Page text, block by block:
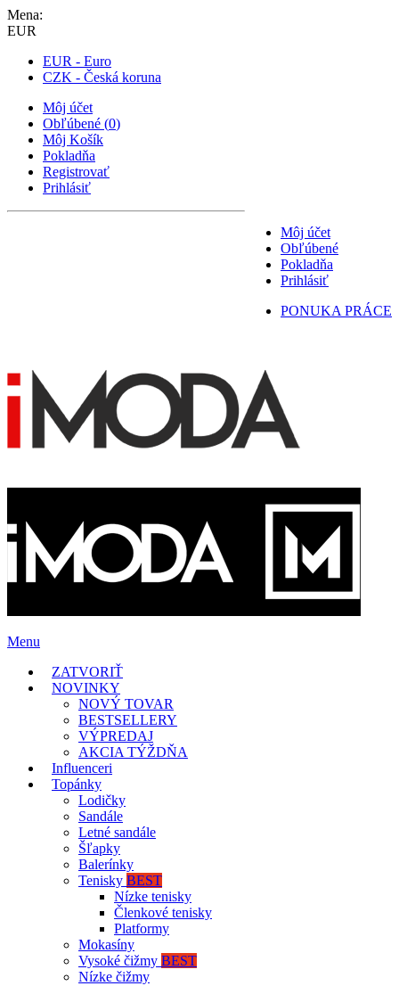
Mena:
EUR
EUR - Euro
CZK - Česká koruna
Môj účet
Obľúbené (0)
Môj Košík
Pokladňa
Registrovať
Prihlásiť
Môj účet
Obľúbené
Pokladňa
Prihlásiť
PONUKA PRÁCE
Menu
ZATVORIŤ
NOVINKY
NOVÝ TOVAR
BESTSELLERY
VÝPREDAJ
AKCIA TÝŽDŇA
Influenceri
Topánky
Lodičky
Sandále
Letné sandále
Šľapky
Balerínky
Tenisky BEST
Nízke tenisky
Členkové tenisky
Platformy
Mokasíny
Vysoké čižmy BEST
Nízke čižmy